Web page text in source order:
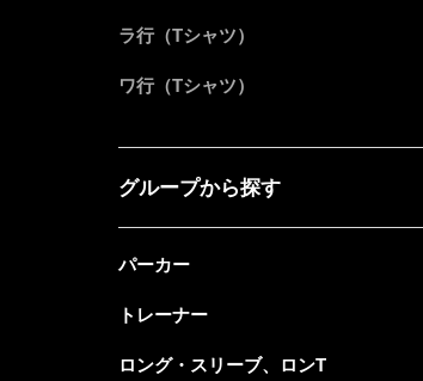
ラ行（Tシャツ）
ワ行（Tシャツ）
グループから探す
パーカー
トレーナー
ロング・スリーブ、ロンT